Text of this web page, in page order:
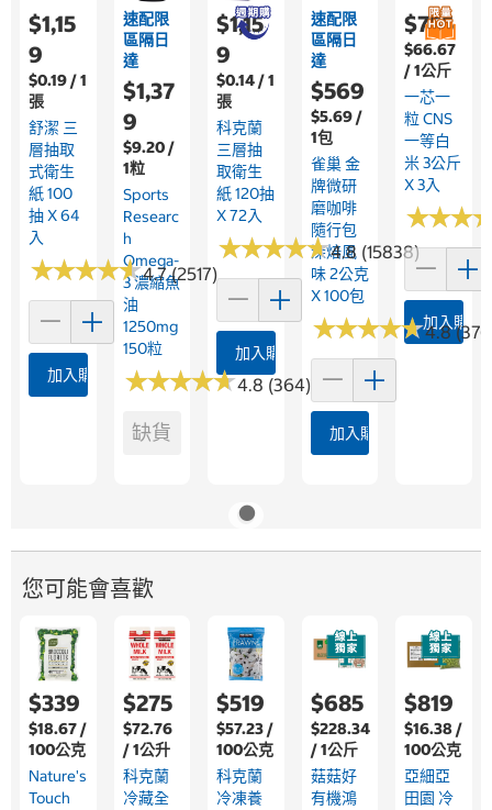
$1,15
9
$0.19 / 1
張
舒潔 三
層抽取
式衛生
紙 100
抽 X 64
入
★★★★★
★★★★★4.7 (2517)
加入購物車
速配限
區隔日
達
$1,37
9
$9.20 /
1粒
Sports
Researc
H
Omega-
3 濃縮魚
油
1250mg
150粒
★★★★★
★★★★★4.8 (364)
缺貨
$1,15
9
$0.14 / 1
張
科克蘭
三層抽
取衛生
紙 120抽
X 72入
★★★★★
★★★★★4.8 (15838)
加入購物車
速配限
區隔日
達
$569
$5.69 /
1包
雀巢 金
牌微研
磨咖啡
隨行包
深焙風
味 2公克
X 100包
★★★★★
★★★★★4.8
加入購物車
$755
$66.67
/ 1公斤
一芯一
粒 CNS
一等白
米 3公斤
X 3入
★★★
★★★
加入購物
您可能會喜歡
$339
$18.67 /
100公克
Nature's
Touch
$275
$72.76
/ 1公升
科克蘭
冷藏全
$519
$57.23 /
100公克
科克蘭
冷凍養
$685
$228.34
/ 1公斤
菇菇好
有機鴻
$819
$16.38 /
100公克
亞細亞
田園 冷